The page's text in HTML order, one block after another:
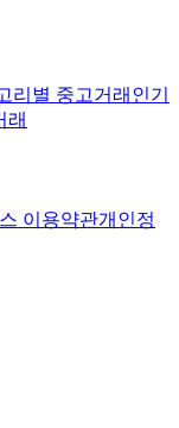
리별 중고거래 인기
래
이용약관개인정